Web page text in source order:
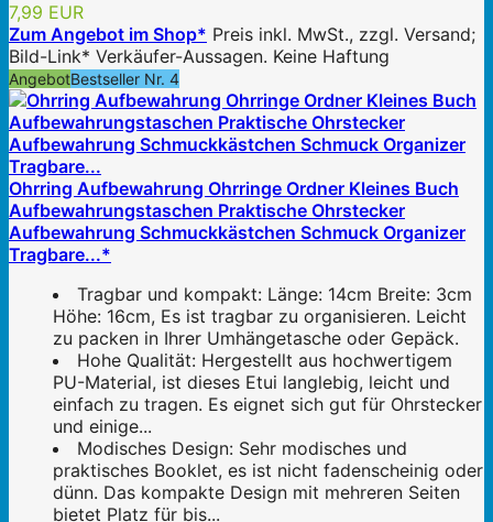
7,99 EUR
Zum Angebot im Shop* Preis inkl. MwSt., zzgl. Versand;
Bild-Link* Verkäufer-Aussagen. Keine Haftung
AngebotBestseller Nr. 4
Ohrring Aufbewahrung Ohrringe Ordner Kleines Buch
Aufbewahrungstaschen Praktische Ohrstecker
Aufbewahrung Schmuckkästchen Schmuck Organizer
Tragbare...*
Tragbar und kompakt: Länge: 14cm Breite: 3cm
Höhe: 16cm, Es ist tragbar zu organisieren. Leicht
zu packen in Ihrer Umhängetasche oder Gepäck.
Hohe Qualität: Hergestellt aus hochwertigem
PU-Material, ist dieses Etui langlebig, leicht und
einfach zu tragen. Es eignet sich gut für Ohrstecker
und einige...
Modisches Design: Sehr modisches und
praktisches Booklet, es ist nicht fadenscheinig oder
dünn. Das kompakte Design mit mehreren Seiten
bietet Platz für bis...